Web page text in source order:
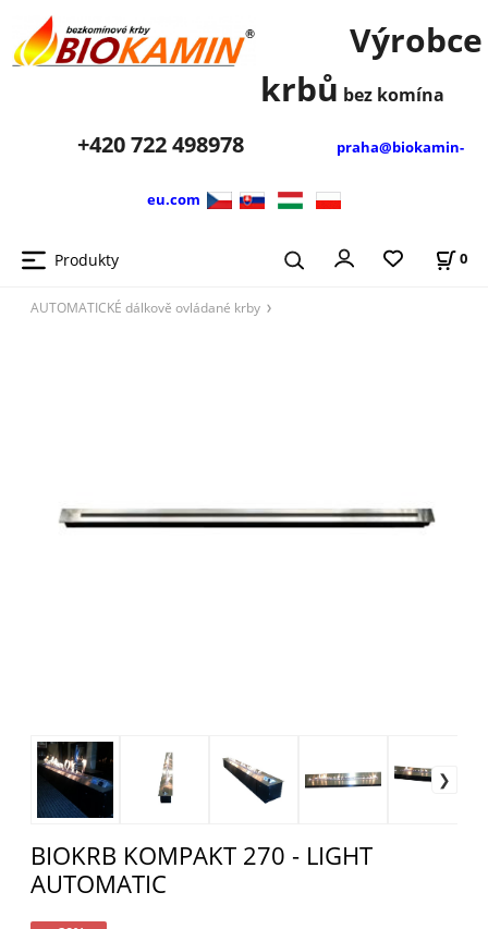
Výrobce
krbů bez komína
+420722 498978 praha@biokamin-
eu.com
Produkty 0
AUTOMATICKÉ dálkově ovládané krby
BIOKRB KOMPAKT 270 - LIGHT
AUTOMATIC